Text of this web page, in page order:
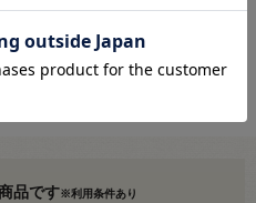
品です※利用条件あり